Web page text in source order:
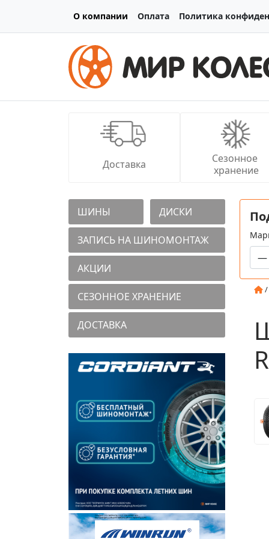
О компании Оплата Политика
Доставка
Сезонное
хранение
ШИНЫ ДИСКИ
ЗАПИСЬ НА ШИНОМОНТАЖ
АКЦИИ
СЕЗОННОЕ ХРАНЕНИЕ
ДОСТАВКА
/